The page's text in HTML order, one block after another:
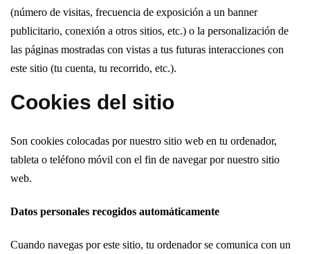
(número de visitas, frecuencia de exposición a un banner
publicitario, conexión a otros sitios, etc.) o la personalización de
las páginas mostradas con vistas a tus futuras interacciones con
este sitio (tu cuenta, tu recorrido, etc.).
Cookies del sitio
Son cookies colocadas por nuestro sitio web en tu ordenador,
tableta o teléfono móvil con el fin de navegar por nuestro sitio
web.
Datos personales recogidos automáticamente
Cuando navegas por este sitio, tu ordenador se comunica con un